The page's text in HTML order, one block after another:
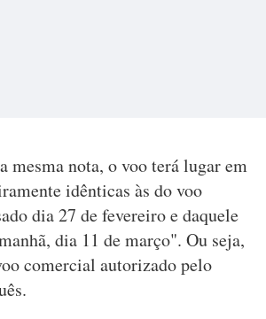
mesma nota, o voo terá lugar em
idênticas às do voo
dia 27 de fevereiro e daquele
dia 11 de março". Ou seja,
comercial autorizado pelo